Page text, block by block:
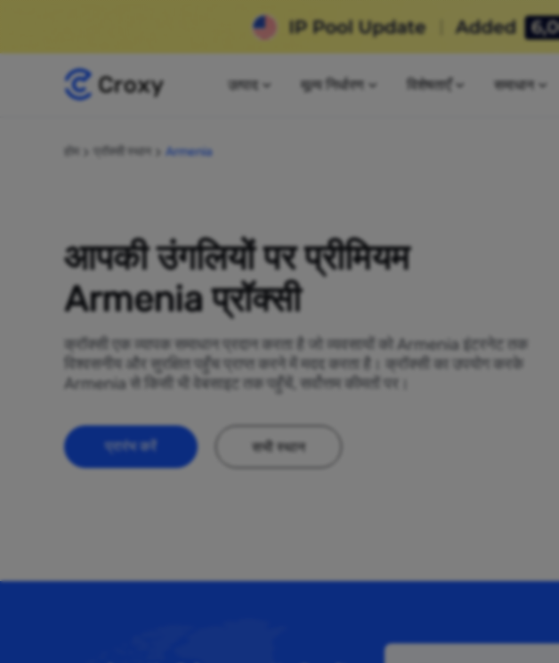
उत्पाद मूल्य निर्धारण विशेषताएँ समाधान
प्रॉक्सी स्थान Armenia
आपकी उंगलियों पर प्रीमियम
Armenia प्रॉक्सी
क्रॉक्सी एक व्यापक समाधान प्रदान करता है जो व्यवसायों को Armenia इंटरनेट तक
विश्वसनीय और सुरक्षित पहुँच प्राप्त करने में मदद करता है। क्रॉक्सी का उपयोग करके
Armenia से किसी भी वेबसाइट तक पहुँचें, सर्वोत्तम कीमतों पर।
प्रारंभ करें सभी स्थान